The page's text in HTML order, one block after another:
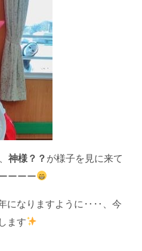
神様？？ が様子を見に来て
ーーー
になりますように‥‥、今
ます